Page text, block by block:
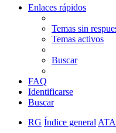
Enlaces rápidos
Temas sin
Temas activos
Buscar
FAQ
Identificarse
Buscar
RG Índice general